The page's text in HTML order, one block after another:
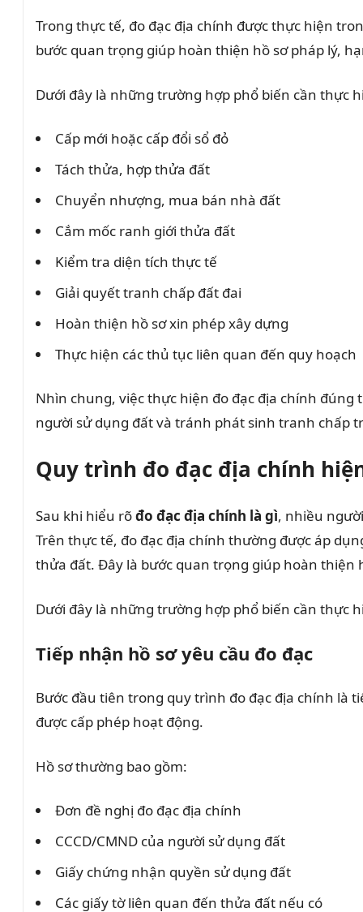
Trong thực tế, đo đạc địa chính được thực hiện
bước quan trọng giúp hoàn thiện hồ sơ pháp lý,
Dưới đây là những trường hợp phổ biến cần thực
Cấp mới hoặc cấp đổi sổ đỏ
Tách thửa, hợp thửa đất
Chuyển nhượng, mua bán nhà đất
Cắm mốc ranh giới thửa đất
Kiểm tra diện tích thực tế
Giải quyết tranh chấp đất đai
Hoàn thiện hồ sơ xin phép xây dựng
Thực hiện các thủ tục liên quan đến quy hoạch
Nhìn chung, việc thực hiện đo đạc địa chính
người sử dụng đất và tránh phát sinh tranh chấp
Quy trình đo đạc địa chính
Sau khi hiểu rõđo đạc địa chính là gì, nhiều
Trên thực tế, đo đạc địa chính thường được áp
thửa đất. Đây là bước quan trọng giúp hoàn thiện
Dưới đây là những trường hợp phổ biến cần thực
Tiếp nhận hồ sơ yêu cầu đo đạc
Bước đầu tiên trong quy trình đo đạc địa chính là
được cấp phép hoạt động.
Hồ sơ thường bao gồm:
Đơn đề nghị đo đạc địa chính
CCCD/CMND của người sử dụng đất
Giấy chứng nhận quyền sử dụng đất
Các giấy tờ liên quan đến thửa đất nếu có